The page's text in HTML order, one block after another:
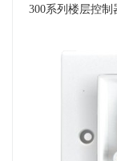
300系列楼层控制